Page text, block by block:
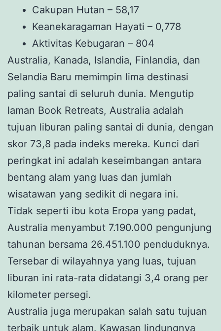
Cakupan Hutan – 58,17
Keanekaragaman Hayati – 0,778
Aktivitas Kebugaran – 804
Australia, Kanada, Islandia, Finlandia, dan
Selandia Baru memimpin lima destinasi
paling santai di seluruh dunia. Mengutip
laman Book Retreats, Australia adalah
tujuan liburan paling santai di dunia, dengan
skor 73,8 pada indeks mereka. Kunci dari
peringkat ini adalah keseimbangan antara
bentang alam yang luas dan jumlah
wisatawan yang sedikit di negara ini.
Tidak seperti ibu kota Eropa yang padat,
Australia menyambut 7.190.000 pengunjung
tahunan bersama 26.451.100 penduduknya.
Tersebar di wilayahnya yang luas, tujuan
liburan ini rata-rata didatangi 3,4 orang per
kilometer persegi.
Australia juga merupakan salah satu tujuan
terbaik untuk alam. Kawasan lindungnya